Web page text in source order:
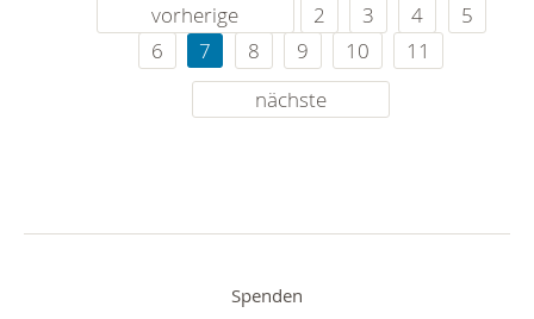
vorherige 2 3 4
5
6
7 8 9 10
11
nächste
Spenden